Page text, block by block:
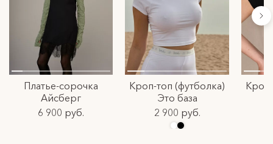
Платье-сорочка
Айсберг
6 900 руб.
Кроп-топ (футболка)
Это база
2 900 руб.